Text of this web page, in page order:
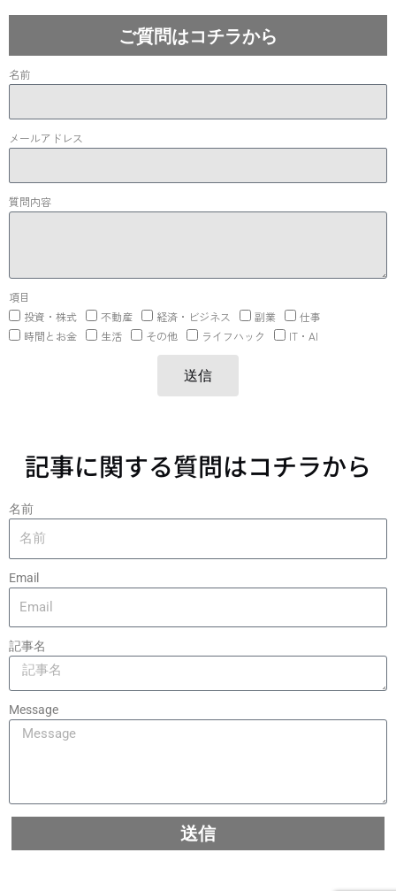
ご質問はコチラから
名前
メールアドレス
質問内容
項目
投資・株式
不動産 経済・ビジネス 副業
仕事
時間とお金
生活 その他 ライフハック IT・AI
送信
記事に関する質問はコチラから
名前
Email
記事名
Message
送信